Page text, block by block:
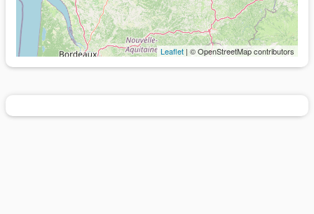
Leaflet | © OpenStreetMap contributors